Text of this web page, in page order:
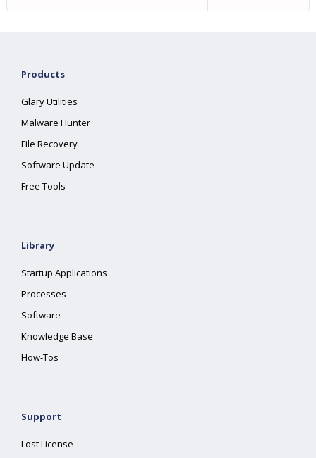
Products
Glary Utilities
Malware Hunter
File Recovery
Software Update
Free Tools
Library
Startup Applications
Processes
Software
Knowledge Base
How-Tos
Support
Lost License